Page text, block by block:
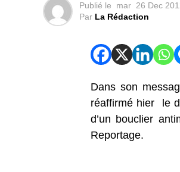
Publié le mar 26 Dec
Par La Rédaction
Dans son
réaffirmé hier le
d’un bouclier
Reportage.